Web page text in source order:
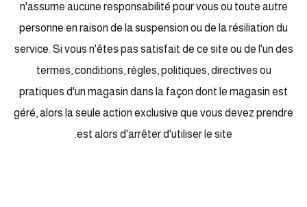
n'assume aucune responsabilité pour vous ou toute autre
personne en raison de la suspension ou de la résiliation du
service. Si vous n'êtes pas satisfait de ce site ou de l'un des
termes, conditions, règles, politiques, directives ou
pratiques d'un magasin dans la façon dont le magasin est
géré, alors la seule action exclusive que vous devez prendre
est alors d'arrêter d'utiliser le site.